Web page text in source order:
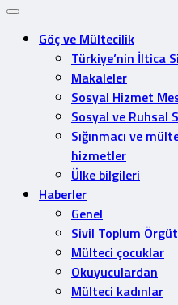
Göç ve Mültecilik
Türkiye’nin İltica
Makaleler
Sosyal Hizmet
Sosyal ve Ruhsal
Sığınmacı ve
hizmetler
Ülke bilgileri
Haberler
Genel
Sivil Toplum
Mülteci çocuklar
Okuyuculardan
Mülteci kadınlar